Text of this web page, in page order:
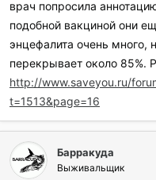
врач попросила
подобной вакциной они
энцефалита очень много,
перекрывает около 85%.
http://www.saveyou.ru/
t=1513&page=16
Барракуда
Выживальщик